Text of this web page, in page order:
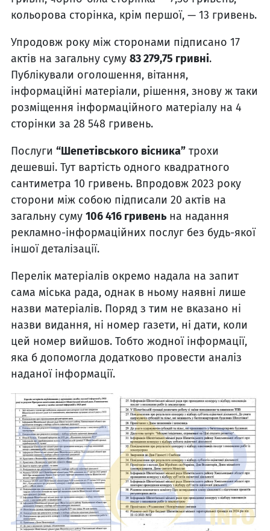
кольорова сторінка, крім першої, — 13 гривень.
Упродовж року між сторонами підписано 17
актів на загальну суму 83 279,75 гривні.
Публікували оголошення, вітання,
інформаційні матеріали, рішення, знову ж таки
розміщення інформаційного матеріалу на 4
сторінки за 28 548 гривень.
Послуги “Шепетівського вісника” трохи
дешевші. Тут вартість одного квадратного
сантиметра 10 гривень. Впродовж 2023 року
сторони між собою підписали 20 актів на
загальну суму 106 416 гривень на надання
рекламно-інформаційних послуг без будь-якої
іншої деталізації.
Перелік матеріалів окремо надала на запит
сама міська рада, однак в ньому наявні лише
назви матеріалів. Поряд з тим не вказано ні
назви видання, ні номер газети, ні дати, коли
цей номер вийшов. Тобто жодної інформації,
яка б допомогла додатково провести аналіз
наданої інформації.